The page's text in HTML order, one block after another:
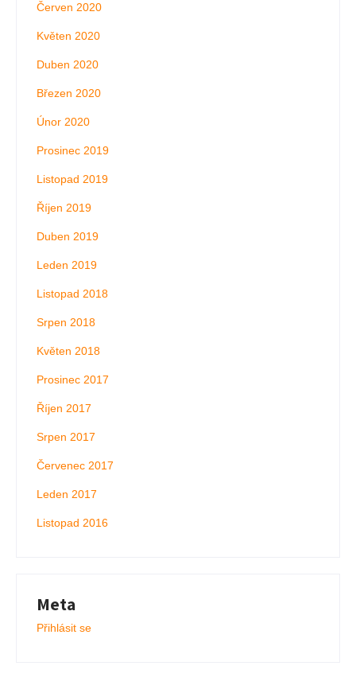
Červen 2020
Květen 2020
Duben 2020
Březen 2020
Únor 2020
Prosinec 2019
Listopad 2019
Říjen 2019
Duben 2019
Leden 2019
Listopad 2018
Srpen 2018
Květen 2018
Prosinec 2017
Říjen 2017
Srpen 2017
Červenec 2017
Leden 2017
Listopad 2016
Meta
Přihlásit se